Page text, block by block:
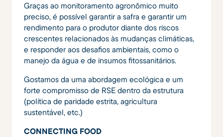
Graças ao monitoramento agronômico muito
preciso, é possível garantir a safra e garantir um
rendimento para o produtor diante dos riscos
crescentes relacionados às mudanças climáticas,
e responder aos desafios ambientais, como o
manejo da água e de insumos fitossanitários.
Gostamos da uma abordagem ecológica e um
forte compromisso de RSE dentro da estrutura
(política de paridade estrita, agricultura
sustentável, etc.)
CONNECTING FOOD